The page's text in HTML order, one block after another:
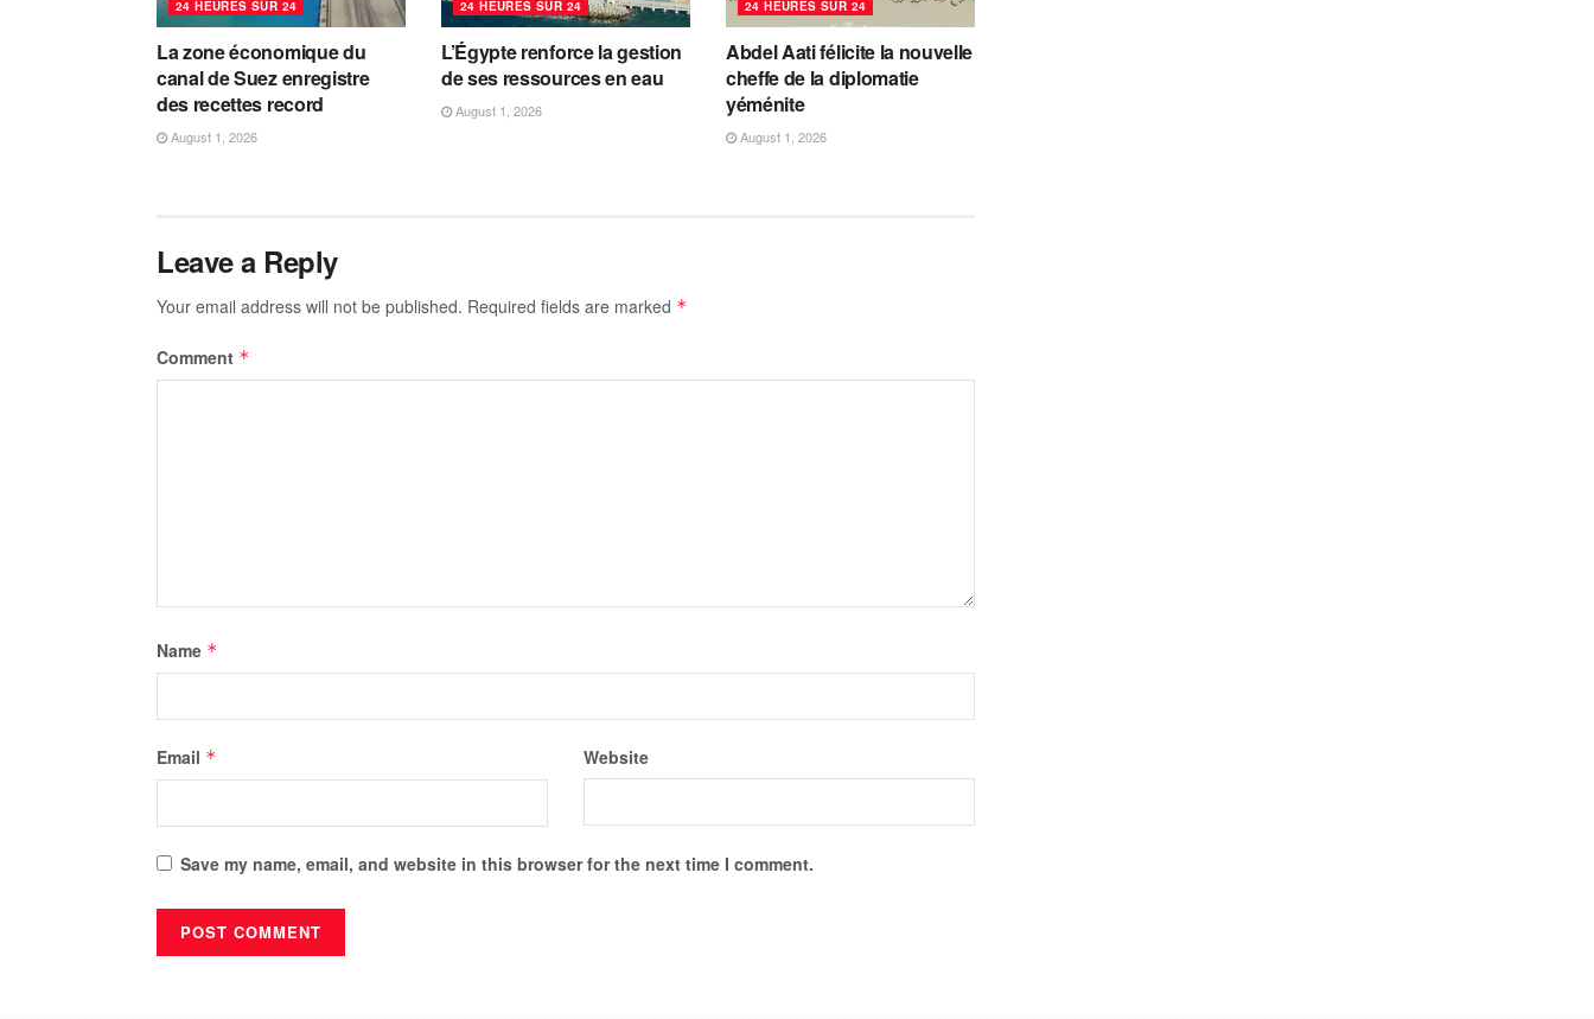
24 HEURES SUR 24
La zone économique du
canal de Suez enregistre
des recettes record
August 1, 2026
24 HEURES SUR 24
L’Égypte renforce la gestion
de ses ressources en eau
August 1, 2026
24 HEURES SUR 24
Abdel Aati félicite la nouvelle
cheffe de la diplomatie
yéménite
August 1, 2026
Leave a Reply
Your email address will not be published. Required fields are marked *
Comment *
Name *
Email * Website
Save my name, email, and website in this browser for the next time I comment.